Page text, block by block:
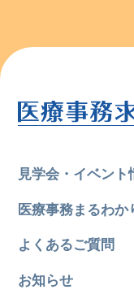
見学会・イベント
医療事務まるわか
よくあるご質問
お知らせ